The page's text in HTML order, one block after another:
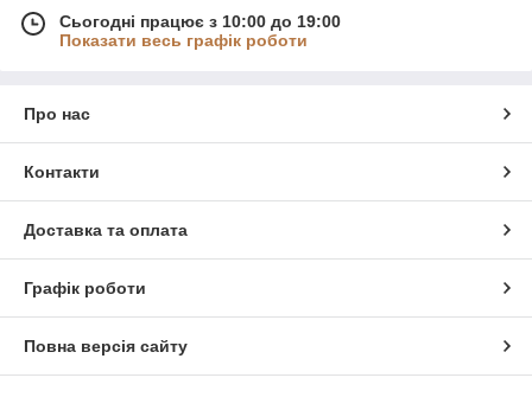
Сьогодні працює з 10:00 до 19:00
Показати весь графік роботи
Про нас
Контакти
Доставка та оплата
Графік роботи
Повна версія сайту